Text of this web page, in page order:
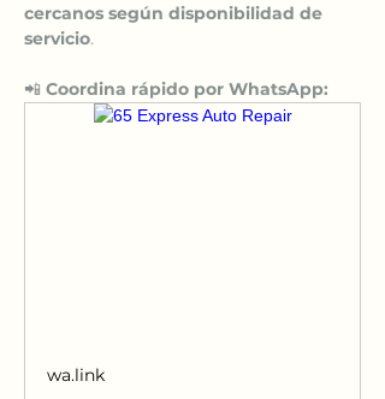
cercanos según disponibilidad de
servicio.
📲 Coordina rápido por WhatsApp:
wa.link